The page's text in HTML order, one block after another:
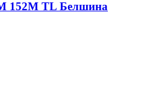
152M TL Белшина